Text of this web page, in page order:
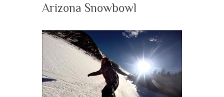
Arizona Snowbowl